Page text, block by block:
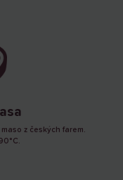
z českých farem.